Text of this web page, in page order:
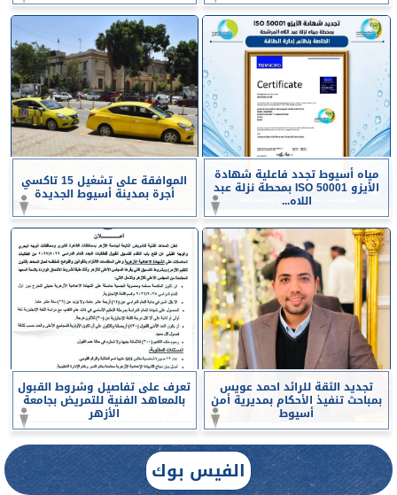
مياه أسيوط تجدد فاعلية شهادة
الأيزو ISO 50001 بمحطة نزلة عبد
اللاه...
الموافقة على تشغيل 15 تاكسي
أجرة بمدينة أسيوط الجديدة
تجديد الثقة للرائد احمد عويس
بمباحث تنفيذ الأحكام بمديرية أمن
أسيوط
تعرف على تفاصيل وشروط القبول
بالمعاهد الفنية للتمريض بجامعة
الأزهر
الفيس بوك